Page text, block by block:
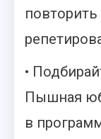
•
Пышная
в